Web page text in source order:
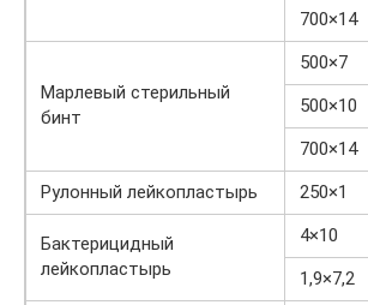
700×14
Марлевый стерильный
бинт
500×7
500×10
700×14
Рулонный лейкопластырь
250×1
Бактерицидный
лейкопластырь
4×10
1,9×7,2